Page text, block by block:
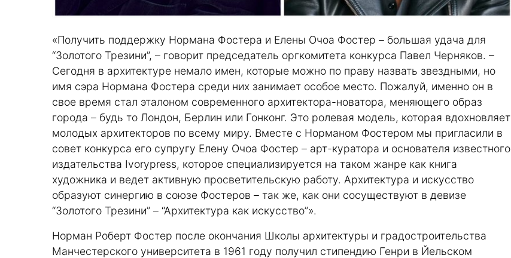
«Получить поддержку Нормана Фостера и Елены Очоа Фостер – большая удача для
“Золотого Трезини”, – говорит председатель оргкомитета конкурса Павел Черняков. –
Сегодня в архитектуре немало имен, которые можно по праву назвать звездными, но
имя сэра Нормана Фостера среди них занимает особое место. Пожалуй, именно он в
свое время стал эталоном современного архитектора-новатора, меняющего образ
города – будь то Лондон, Берлин или Гонконг. Это ролевая модель, которая вдохновляет
молодых архитекторов по всему миру. Вместе с Норманом Фостером мы пригласили в
совет конкурса его супругу Елену Очоа Фостер – арт-куратора и основателя известного
издательства Ivorypress, которое специализируется на таком жанре как книга
художника и ведет активную просветительскую работу. Архитектура и искусство
образуют синергию в союзе Фостеров – так же, как они сосуществуют в девизе
“Золотого Трезини” – “Архитектура как искусство”».
Норман Роберт Фостер после окончания Школы архитектуры и градостроительства
Манчестерского университета в 1961 году получил стипендию Генри в Йельском